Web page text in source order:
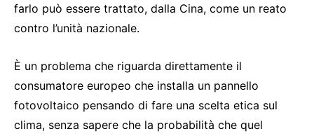
farlo può essere trattato, dalla Cina, come un reato
contro l’unità nazionale.
È un problema che riguarda direttamente il
consumatore europeo che installa un pannello
fotovoltaico pensando di fare una scelta etica sul
clima, senza sapere che la probabilità che quel